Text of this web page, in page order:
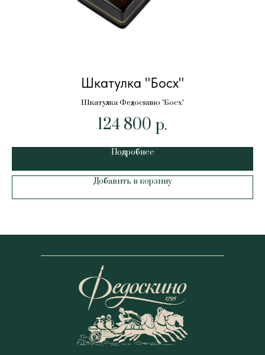
Шкатулка "Босх"
Шкатулка Федоскино "Босх"
124 800 р.
Подробнее
Добавить в корзину